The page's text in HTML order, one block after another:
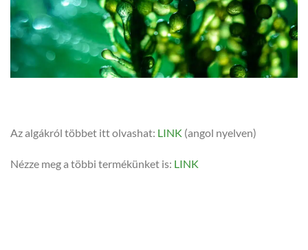
Az algákról többet itt olvashat: LINK (angol nyelven)
Nézze meg a többi termékünket is: LINK